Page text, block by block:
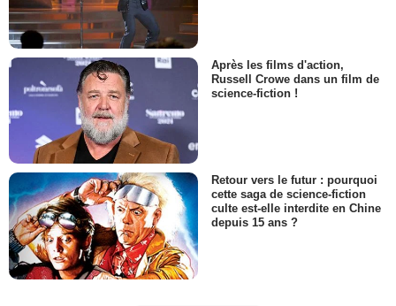
Après les films d'action,
Russell Crowe dans un film de
science-fiction !
Retour vers le futur : pourquoi
cette saga de science-fiction
culte est-elle interdite en Chine
depuis 15 ans ?